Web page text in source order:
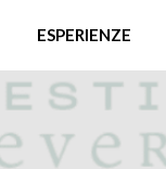
ESPERIENZE